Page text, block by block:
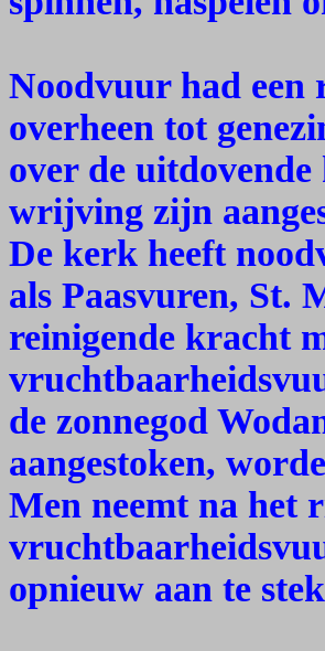
Noodvuur had een
overheen tot
over de
wrijving zijn
De kerk heeft
als Paasvuren, St.
reinigende kracht
de zonnegod
aangestoken,
Men neemt na het
opnieuw aan te